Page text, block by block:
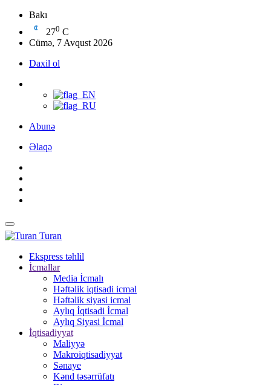
Bakı
270 C
Cümə, 7 Avqust 2026
Daxil ol
Abunə
Əlaqə
Turan
Ekspress təhlil
İcmallar
Media İcmalı
Həftəlik iqtisadi icmal
Həftəlik siyasi icmal
Aylıq İqtisadi İcmal
Aylıq Siyasi İcmal
İqtisadiyyat
Maliyyə
Makroiqtisadiyyat
Sənaye
Kənd təsərrüfatı